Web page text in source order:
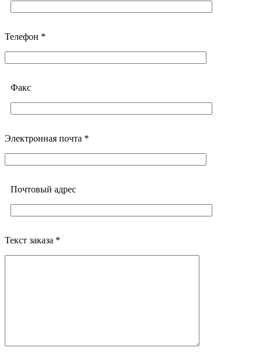
Телефон *
Факс
Электронная почта *
Почтовый адреc
Текст заказа *